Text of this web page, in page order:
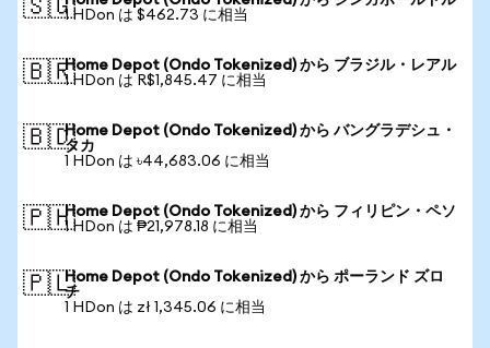
🇸🇬1 HDon は $462.73 に相当
🇧🇷Home Depot (Ondo Tokenized) から ブラジル・レアル
1 HDon は R$1,845.47 に相当
🇧🇩Home Depot (Ondo Tokenized) から バングラデシュ・
タカ
1 HDon は ৳44,683.06 に相当
🇵🇭Home Depot (Ondo Tokenized) から フィリピン・ペソ
1 HDon は ₱21,978.18 に相当
🇵🇱Home Depot (Ondo Tokenized) から ポーランド ズロ
チ
1 HDon は zł 1,345.06 に相当